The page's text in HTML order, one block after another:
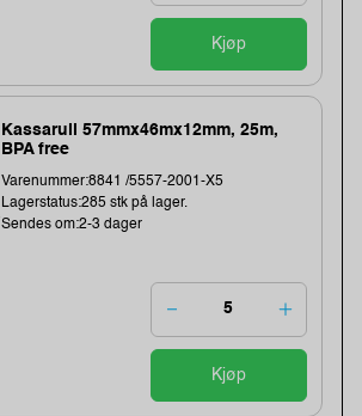
Kjøp
Kassarull 57mmx46mx12mm, 25m,
BPA free
Varenummer:8841 /5557-2001-X5
Lagerstatus:285 stk på lager.
Sendes om:2-3 dager
Kjøp